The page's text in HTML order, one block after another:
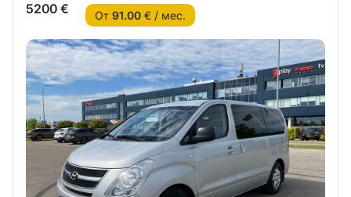
5200 € От 91.00€ / мес.